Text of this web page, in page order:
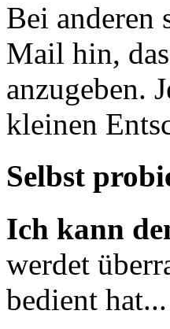
Bei anderen
Mail hin,
anzugeben.
kleinen
Selbst
Ich kann
werdet
bedient hat...